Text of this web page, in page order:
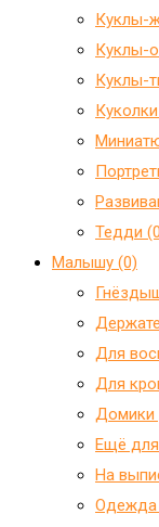
Куклы-
Куклы-
Куклы-
Тедди
Малышу (0)
Для
Для
Домики
Ещё
На
Одежда